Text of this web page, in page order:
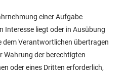
einer Aufgabe
Interesse liegt oder in Ausübung
Verantwortlichen übertragen
Wahrung der berechtigten
oder eines Dritten erforderlich,